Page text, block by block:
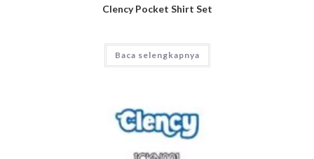
Clency Pocket Shirt Set
Baca selengkapnya